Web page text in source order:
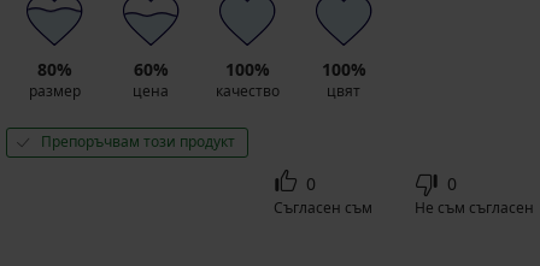
80%
размер
60%
цена
100%
качество
100%
цвят
Препоръчвам този продукт
0
Съгласен съм
0
Не съм съгласен